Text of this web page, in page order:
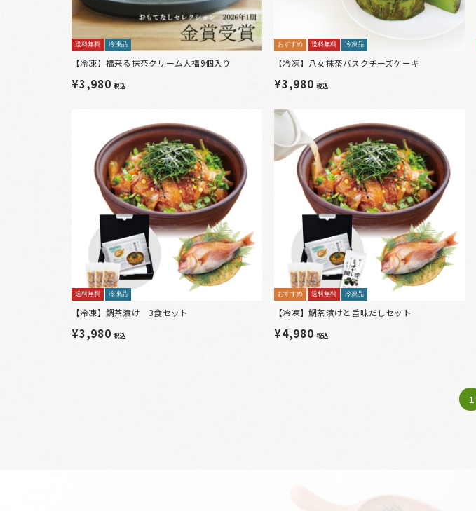
送料無料 冷凍品
【冷凍】福来る抹茶クリーム大福9個入り
¥3,980税込
おすすめ 送料無料 冷凍品
【冷凍】八女抹茶バスクチーズケーキ
¥3,980税込
送料無料 冷凍品
【冷凍】鯛茶漬け 3食セット
¥3,980税込
おすすめ 送料無料 冷凍品
【冷凍】鯛茶漬けと旨味だしセット
¥4,980税込
1